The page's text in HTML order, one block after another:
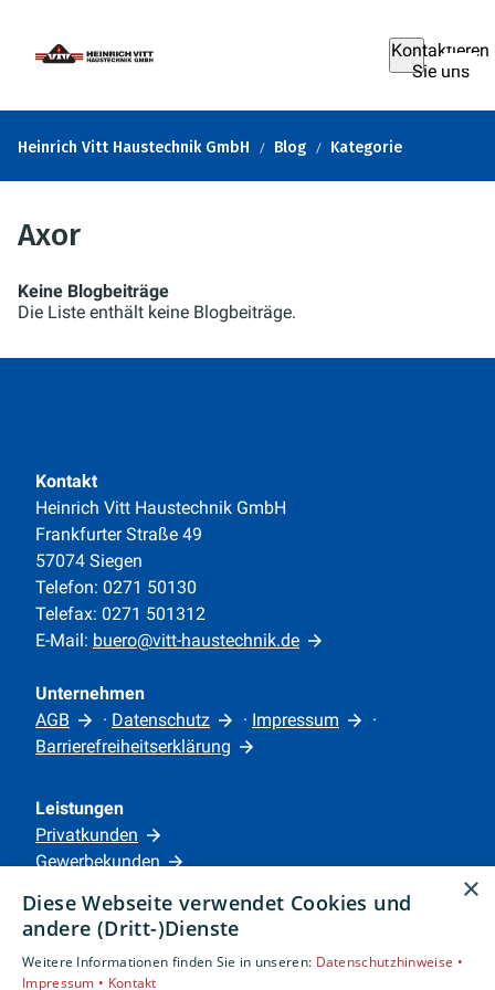
Kontaktieren
Sie uns
Heinrich Vitt Haustechnik GmbH Blog Kategorie
Axor
Keine Blogbeiträge
Die Liste enthält keine Blogbeiträge.
Kontakt
Heinrich Vitt Haustechnik GmbH
Frankfurter Straße 49
57074 Siegen
Telefon: 0271 50130
Telefax: 0271 501312
E-Mail: buero@vitt-haustechnik.de
Unternehmen
AGB
· Datenschutz · Impressum
·
Barrierefreiheitserklärung
Leistungen
Privatkunden
Gewerbekunden
Unternehmen
Standorte
×
Diese Webseite verwendet Cookies und
andere (Dritt-)Dienste
Weitere Informationen finden Sie in unseren: Datenschutzhinweise •
Impressum • Kontakt